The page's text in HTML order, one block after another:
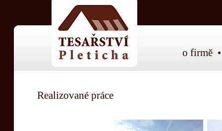
o firmě
Realizované práce